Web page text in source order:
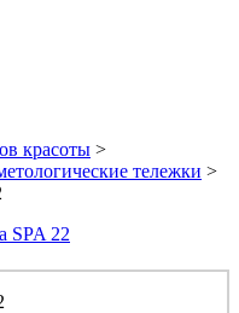
красоты >
тележки >